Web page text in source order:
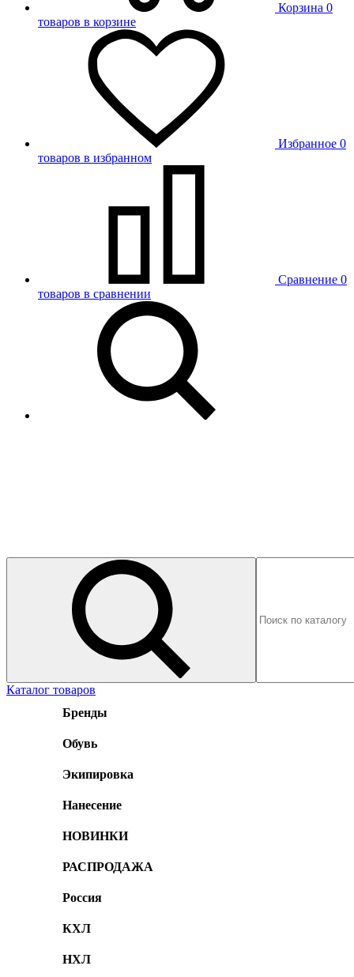
Корзина 0
товаров в корзине
Избранное 0
товаров в избранном
Сравнение 0
товаров в сравнении
Каталог товаров
Бренды
Обувь
Экипировка
Нанесение
НОВИНКИ
РАСПРОДАЖА
Россия
КХЛ
НХЛ